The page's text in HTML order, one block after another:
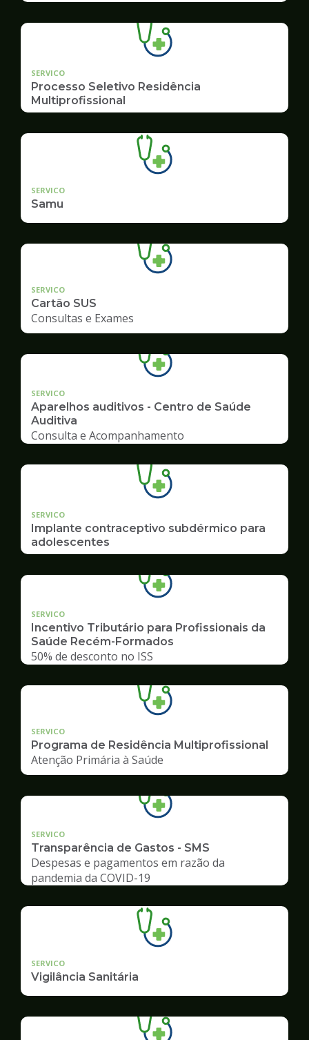
SERVICO
Processo Seletivo Residência
Multiprofissional
SERVICO
Samu
SERVICO
Cartão SUS
Consultas e Exames
SERVICO
Aparelhos auditivos - Centro de Saúde
Auditiva
Consulta e Acompanhamento
SERVICO
Implante contraceptivo subdérmico para
adolescentes
SERVICO
Incentivo Tributário para Profissionais da
Saúde Recém-Formados
50% de desconto no ISS
SERVICO
Programa de Residência Multiprofissional
Atenção Primária à Saúde
SERVICO
Transparência de Gastos - SMS
Despesas e pagamentos em razão da
pandemia da COVID-19
SERVICO
Vigilância Sanitária